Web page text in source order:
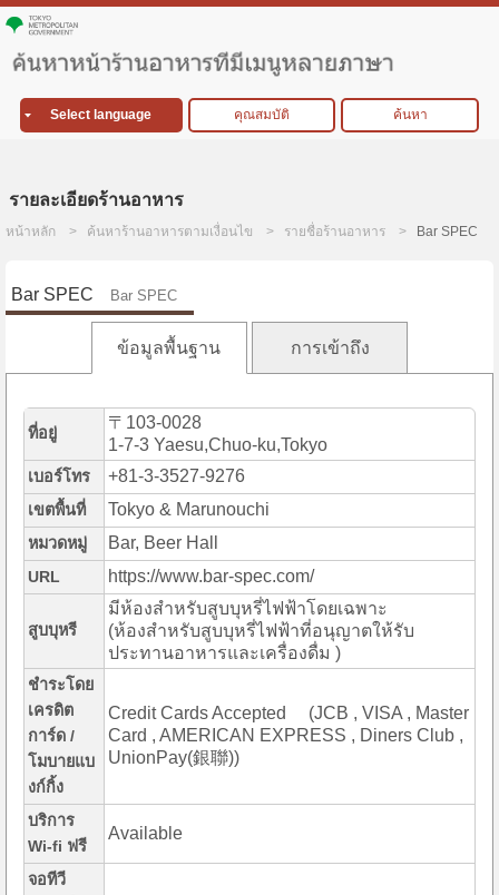
Select language คุณสมบัติ ค้นหา
รายละเอียดร้านอาหาร
หน้าหลัก ค้นหาร้านอาหารตามเงื่อนไข รายชื่อร้านอาหาร Bar SPEC
Bar SPEC Bar SPEC
ข้อมูลพื้นฐาน การเข้าถึง
ที่อยู่
〒103-0028
1-7-3 Yaesu,Chuo-ku,Tokyo
เบอร์โทร +81-3-3527-9276
เขตพื้นที่ Tokyo & Marunouchi
หมวดหมู่ Bar, Beer Hall
URL https://www.bar-spec.com/
สูบบุหรี
มีห้องสำหรับสูบบุหรี่ไฟฟ้าโดยเฉพาะ
(ห้องสำหรับสูบบุหรี่ไฟฟ้าที่อนุญาตให้รับ
ประทานอาหารและเครื่องดื่ม )
ชำระโดย
เครดิต
การ์ด /
โมบายแบ
งก์กิ้ง
Credit Cards Accepted (JCB , VISA , Master
Card , AMERICAN EXPRESS , Diners Club ,
UnionPay(銀聯))
บริการ
Wi-fi ฟรี
Available
จอทีวี